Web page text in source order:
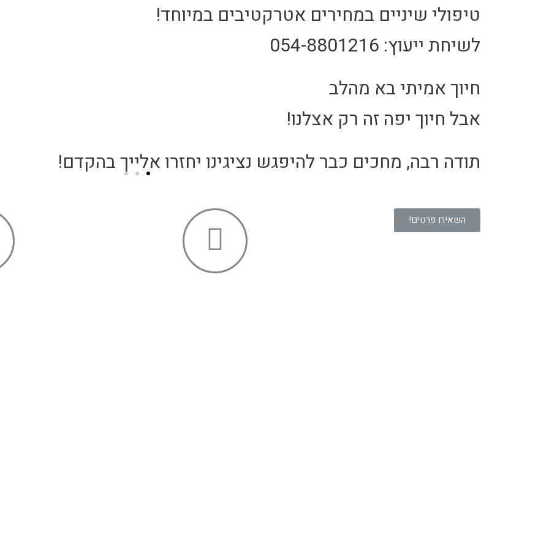
טיפולי שיניים במחירים אטרקטיבים במיוחד!
לשיחת ייעוץ: 054-8801216
חיוך אמיתי בא מהלב
אבל חיוך יפה זה רק אצלנו!
תודה רבה, מחכים כבר להיפגש נציגינו יחזרו אלייך בהקדם!
השאירו פרטים!